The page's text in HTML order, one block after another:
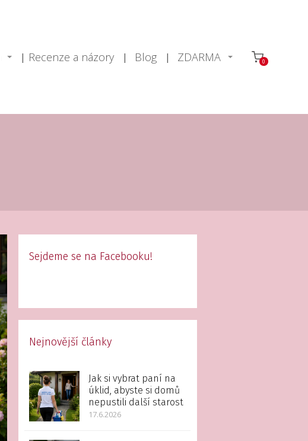
Recenze a názory Blog ZDARMA 0
Sejdeme se na Facebooku!
Nejnovější články
Jak si vybrat paní na
úklid, abyste si domů
nepustili další starost
17.6.2026